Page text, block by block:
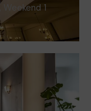
Weekend 1